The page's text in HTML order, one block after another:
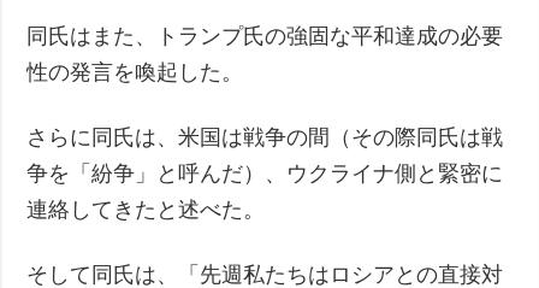
同氏はまた、トランプ氏の強固な平和達成の必要
性の発言を喚起した。
さらに同氏は、米国は戦争の間（その際同氏は戦
争を「紛争」と呼んだ）、ウクライナ側と緊密に
連絡してきたと述べた。
そして同氏は、「先週私たちはロシアとの直接対